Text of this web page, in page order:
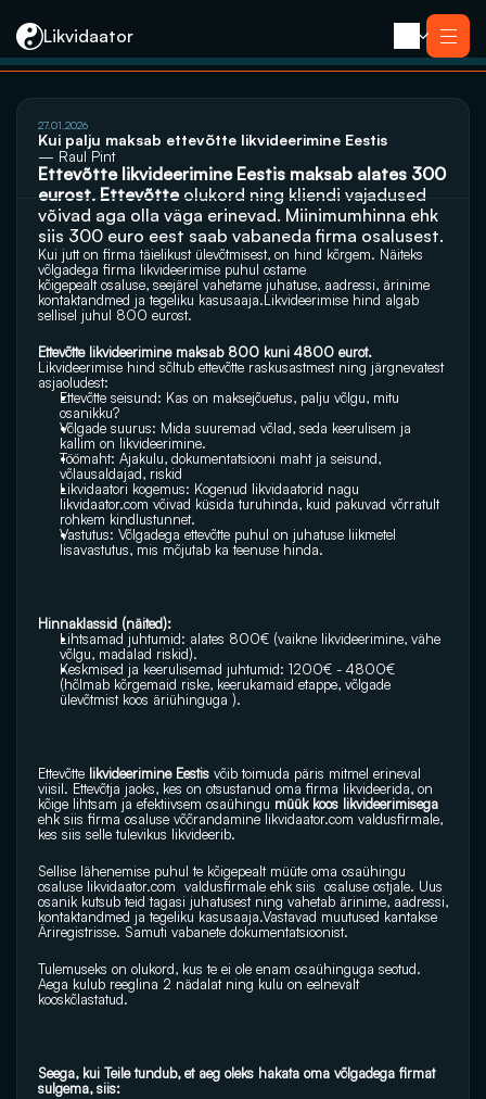
Likvidaator
Ликвидация с продажей
Ликвидация компании
Реорганизация
Банкротство
Закрытие компании e-резидента
Kontakt
27.01.2026
Kui palju maksab ettevõtte likvideerimine Eestis
— Raul Pint
Ettevõtte likvideerimine Eestis maksab alates 300
eurost. Ettevõtte olukord ning kliendi vajadused
võivad aga olla väga erinevad. Miinimumhinna ehk
siis 300 euro eest saab vabaneda firma osalusest.
Kui jutt on firma täielikust ülevõtmisest, on hind kõrgem. Näiteks
võlgadega firma likvideerimise puhul ostame
kõigepealt osaluse, seejärel vahetame juhatuse, aadressi, ärinime
kontaktandmed ja tegeliku kasusaaja.Likvideerimise hind algab
sellisel juhul 800 eurost.
Ettevõtte likvideerimine maksab 800 kuni 4800 eurot.
Likvideerimise hind sõltub ettevõtte raskusastmest ning järgnevatest
asjaoludest:
Ettevõtte seisund: Kas on maksejõuetus, palju võlgu, mitu
osanikku?
Võlgade suurus: Mida suuremad võlad, seda keerulisem ja
kallim on likvideerimine.
Töömaht: Ajakulu, dokumentatsiooni maht ja seisund,
võlausaldajad, riskid
likvidaator.com võivad küsida turuhinda, kuid pakuvad võrratult
rohkem kindlustunnet.
Vastutus: Võlgadega ettevõtte puhul on juhatuse liikmetel
lisavastutus, mis mõjutab ka teenuse hinda.
Hinnaklassid (näited):
Lihtsamad juhtumid: alates 800€ (vaikne likvideerimine, vähe
võlgu, madalad riskid).
Keskmised ja keerulisemad juhtumid: 1200€ - 4800€
(hõlmab kõrgemaid riske, keerukamaid etappe, võlgade
ülevõtmist koos äriühinguga ).
Ettevõtte likvideerimine Eestis võib toimuda päris mitmel erineval
viisil. Ettevõtja jaoks, kes on otsustanud oma firma likvideerida, on
kõige lihtsam ja efektiivsem osaühingu
ehk siis firma osaluse võõrandamine likvidaator.com valdusfirmale,
kes siis selle tulevikus likvideerib.
Sellise lähenemise puhul te kõigepealt müüte oma osaühingu
osaluse likvidaator.com valdusfirmale ehk siis  osaluse ostjale. Uus
osanik kutsub teid tagasi juhatusest ning vahetab ärinime, aadressi,
kontaktandmed ja tegeliku kasusaaja.Vastavad muutused kantakse
Äriregistrisse. Samuti vabanete dokumentatsioonist.
Tulemuseks on olukord, kus te ei ole enam osaühinguga seotud.
Aega kulub reeglina 2 nädalat ning kulu on eelnevalt
kooskõlastatud.
Seega, kui Teile tundub, et aeg oleks hakata oma võlgadega firmat
sulgema, siis: